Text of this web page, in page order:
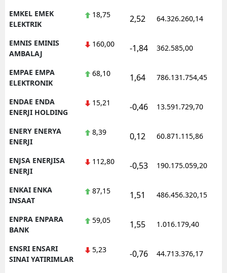
EMKEL EMEK
ELEKTRIK
18,75 2,52 64.326.260,14
EMNIS EMINIS
AMBALAJ
160,00 -1,84 362.585,00
EMPAE EMPA
ELEKTRONIK
68,10 1,64 786.131.754,45
ENDAE ENDA
ENERJI HOLDING
15,21 -0,46 13.591.729,70
ENERY ENERYA
ENERJI
8,39 0,12 60.871.115,86
ENJSA ENERJISA
ENERJI
112,80 -0,53 190.175.059,20
ENKAI ENKA
INSAAT
87,15 1,51 486.456.320,15
ENPRA ENPARA
BANK
59,05 1,55 1.016.179,40
ENSRI ENSARI
SINAI YATIRIMLAR
5,23 -0,76 44.713.376,17